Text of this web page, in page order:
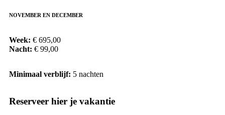
NOVEMBER EN DECEMBER
Week: € 695,00
Nacht: € 99,00
Minimaal verblijf: 5 nachten
Reserveer hier je vakantie